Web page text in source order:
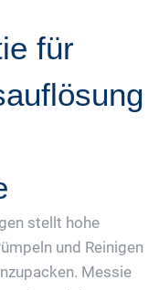
für
stellt hohe
und Reinigen
Messie